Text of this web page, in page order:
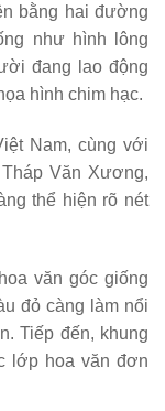
bằng hai đường
như hình lông
đang lao động
hình chim hạc.
Nam, cùng với
Văn Xương,
thể hiện rõ nét
văn góc giống
đỏ càng làm nổi
Tiếp đến, khung
lớp hoa văn đơn